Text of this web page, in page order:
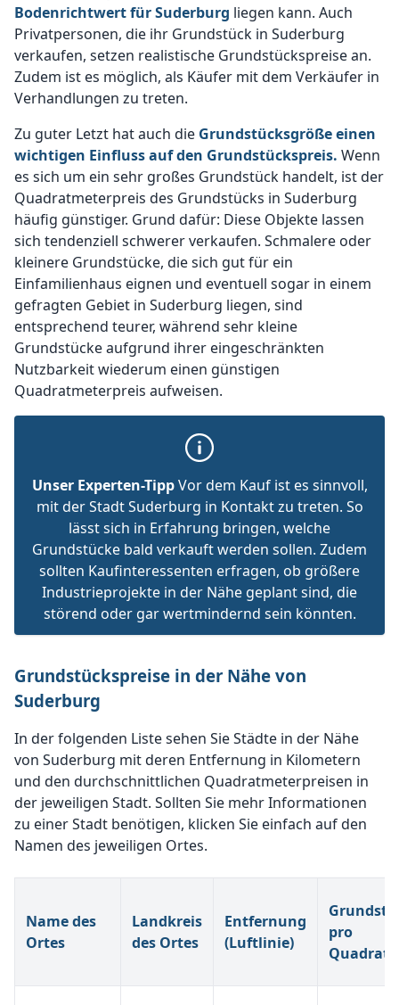
Bodenrichtwert für Suderburg liegen kann. Auch
Privatpersonen, die ihr Grundstück in Suderburg
verkaufen, setzen realistische Grundstückspreise an.
Zudem ist es möglich, als Käufer mit dem Verkäufer in
Verhandlungen zu treten.
Zu guter Letzt hat auch die Grundstücksgröße einen
wichtigen Einfluss auf den Grundstückspreis. Wenn
es sich um ein sehr großes Grundstück handelt, ist der
Quadratmeterpreis des Grundstücks in Suderburg
häufig günstiger. Grund dafür: Diese Objekte lassen
sich tendenziell schwerer verkaufen. Schmalere oder
kleinere Grundstücke, die sich gut für ein
Einfamilienhaus eignen und eventuell sogar in einem
gefragten Gebiet in Suderburg liegen, sind
entsprechend teurer, während sehr kleine
Grundstücke aufgrund ihrer eingeschränkten
Nutzbarkeit wiederum einen günstigen
Quadratmeterpreis aufweisen.
Unser Experten-TippVor dem Kauf ist es sinnvoll,
mit der Stadt Suderburg in Kontakt zu treten. So
lässt sich in Erfahrung bringen, welche
Grundstücke bald verkauft werden sollen. Zudem
sollten Kaufinteressenten erfragen, ob größere
Industrieprojekte in der Nähe geplant sind, die
störend oder gar wertmindernd sein könnten.
Grundstückspreise in der Nähe von
Suderburg
In der folgenden Liste sehen Sie Städte in der Nähe
von Suderburg mit deren Entfernung in Kilometern
und den durchschnittlichen Quadratmeterpreisen in
der jeweiligen Stadt. Sollten Sie mehr Informationen
zu einer Stadt benötigen, klicken Sie einfach auf den
Namen des jeweiligen Ortes.
Name des
Ortes
Landkreis
des Ortes
Entfernung
(Luftlinie)
pro